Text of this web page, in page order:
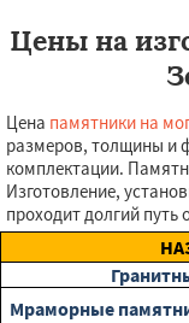
Цены на
Цена памятники на
размеров, толщины и
комплектации.
Изготовление,
проходит долгий путь
Мраморные